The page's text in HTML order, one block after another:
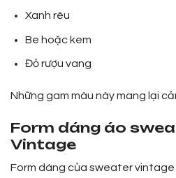
Xanh rêu
Be hoặc kem
Đỏ rượu vang
Những gam màu này mang lại
Form dáng áo
Vintage
Form dáng của sweater